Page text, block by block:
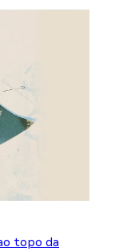
topo da